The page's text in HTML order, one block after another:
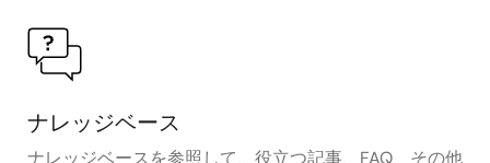
ナレッジベース
ナレッジベースを参照して、役立つ記事、FAQ、その他